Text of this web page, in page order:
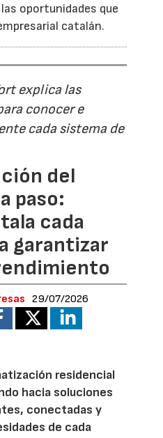
oportunidades que
catalán.
explica las
conocer e
cada sistema de
del
paso:
cada
garantizar
29/07/2026
residencial
hacia soluciones
conectadas y
de cada